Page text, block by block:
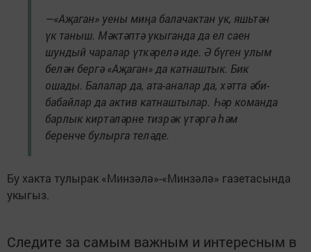
—«Аҗаган» уены миңа балачактан ук, яшьтән
үк таныш. Мәктәптә укыганда да ел саен
шундый чаралар үткәрелә иде. Ә бүген улым
белән бергә «Аҗаган» да катнаштык. Бик
ошады. Балалар да, ата-аналар да, хәтта әби-
бабайлар да актив катнаштылар. Һәр команда
барлык киртәләрне тизрәк үтәргә һәм
беренче булырга теләде.
Бу хакта тулырак «Минзәлә»-«Минзәлә» газетасында
укыгыз.
Следите за самым важным и интересным в